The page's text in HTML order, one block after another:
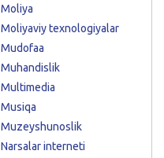
Moliya
Moliyaviy texnologiyalar
Mudofaa
Muhandislik
Multimedia
Musiqa
Muzeyshunoslik
Narsalar interneti